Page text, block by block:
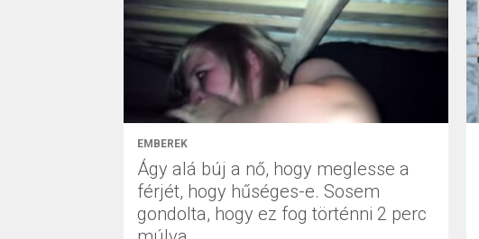
EMBEREK
Ágy alá búj a nő, hogy meglesse a
férjét, hogy hűséges-e. Sosem
gondolta, hogy ez fog történni 2 perc